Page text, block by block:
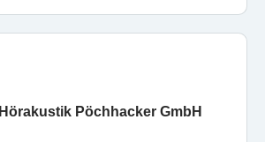
Hörakustik Pöchhacker GmbH